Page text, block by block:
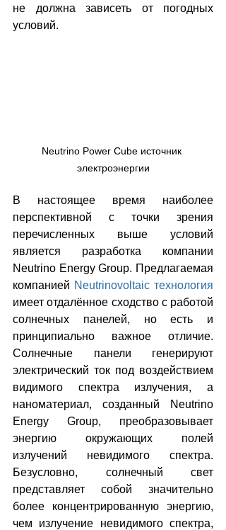
не должна зависеть от погодных
условий.
Neutrino Power Cube источник
электроэнергии
В настоящее время наиболее
перспективной с точки зрения
перечисленных выше условий
является разработка компании
Neutrino Energy Group. Предлагаемая
компанией Neutrinovoltaic технология
имеет отдалённое сходство с работой
солнечных панелей, но есть и
принципиально важное отличие.
Солнечные панели генерируют
электрический ток под воздействием
видимого спектра излучения, а
наноматериал, созданный Neutrino
Energy Group, преобразовывает
энергию окружающих полей
излучений невидимого спектра.
Безусловно, солнечный свет
представляет собой значительно
более концентрированную энергию,
чем излучение невидимого спектра,